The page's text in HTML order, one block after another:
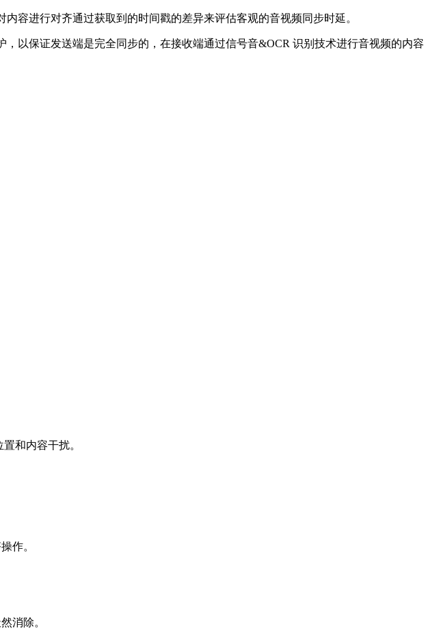
容进行对齐通过获取到的时间戳的差异来评估客观的音视频同步时延。
以保证发送端是完全同步的，在接收端通过信号音&OCR 识别技术进行音视频的内容
和内容干扰。
作。
消除。